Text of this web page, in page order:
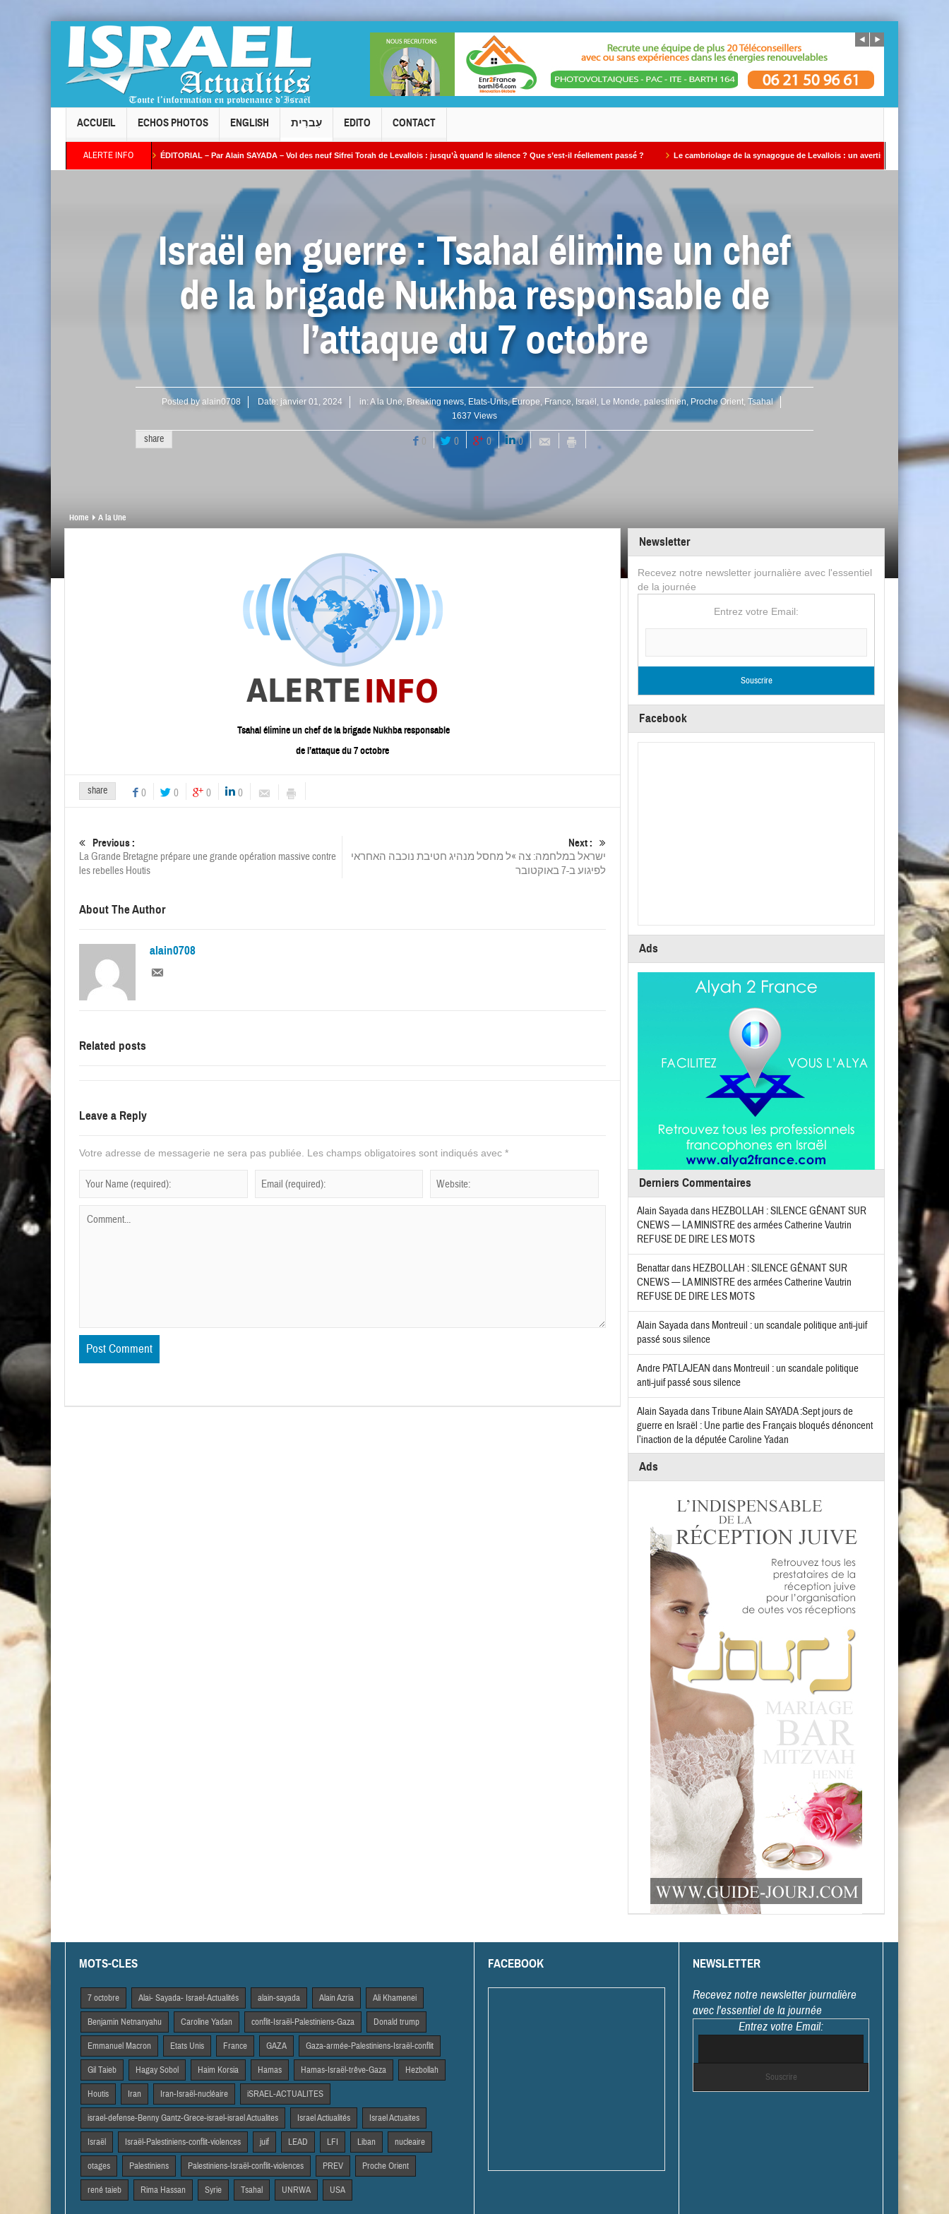
ACCUEIL ECHOS PHOTOS ENGLISH עִברִית EDITO CONTACT
ALERTE INFOÉDITORIAL – Par Alain SAYADA – Vol des neuf Sifrei Torah de Levallois : jusqu’à quand le silence ? Que s’est-il réellement passé ? Le cambriolage de la synagogue de Levallois : un avertissement qui ne doit pas être
ses intentions : combien de temps l’Occident continuera-t-il à fermer les yeux ? »
Israël en guerre : Tsahal élimine un chef
de la brigade Nukhba responsable de
l’attaque du 7 octobre
Posted by alain0708 Date: janvier 01, 2024 in:A la Une, Breaking news, Etats-Unis,Europe, France, Israël , Le Monde, palestinien, Proche Orient, Tsahal
1637 Views
share 0 0 0 0
Home A la Une
Tsahal élimine un chef de la brigade Nukhba responsable
de l’attaque du 7 octobre
share 0 0 0 0
Previous :
La Grande Bretagne prépare une grande opération massive contre
les rebelles Houtis
Next :
ישראל במלחמה: צה »ל מחסל מנהיג חטיבת נוכבה האחראי
לפיגוע ב-7 באוקטובר
About The Author
alain0708
Related posts
Leave a Reply
Votre adresse de messagerie ne sera pas publiée. Les champs obligatoires sont indiqués avec *
Newsletter
Recevez notre newsletter journalière avec l'essentiel
de la journée
Entrez votre Email:
Facebook
Ads
Derniers Commentaires
Alain Sayadadans HEZBOLLAH : SILENCE GÊNANT SUR
CNEWS — LA MINISTRE des armées Catherine Vautrin
REFUSE DE DIRE LES MOTS
Benattardans HEZBOLLAH : SILENCE GÊNANT SUR
CNEWS — LA MINISTRE des armées Catherine Vautrin
REFUSE DE DIRE LES MOTS
Alain Sayadadans Montreuil : un scandale politique anti-juif
passé sous silence
Andre PATLAJEAN dans Montreuil : un scandale politique
anti-juif passé sous silence
Alain SayadadansTribune Alain SAYADA :Sept jours de
guerre en Israël : Une partie des Français bloqués dénoncent
l’inaction de la députée Caroline Yadan
Ads
MOTS-CLES
7 octobre Alai- Sayada- Israel-Actualités alain-sayada Alain Azria Ali Khamenei
Benjamin Netnanyahu Caroline Yadan conflit-Israël-Palestiniens-Gaza Donald trump
Emmanuel Macron Etats Unis France GAZA Gaza-armée-Palestiniens-Israël-conflit
Gil Taieb Hagay Sobol Haim Korsia Hamas Hamas-Israël-trêve-Gaza Hezbollah
Houtis Iran Iran-Israël-nucléaire iSRAEL-ACTUALITES
israel-defense-Benny Gantz-Grece-israel-israel Actualites Israel Actiualités Israel Actuaites
Israël Israël-Palestiniens-conflit-violences juif LEAD LFI Liban nucleaire
otages Palestiniens Palestiniens-Israël-conflit-violences PREV Proche Orient
rené taieb Rima Hassan Syrie Tsahal UNRWA USA
FACEBOOK NEWSLETTER
Recevez notre newsletter journalière
avec l'essentiel de la journée
Entrez votre Email: